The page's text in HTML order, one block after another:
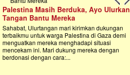
Palestina Masih Berduka, Ayo Ulurkan
Tangan Bantu Mereka
Sahabat, Ulurtangan mari kirimkan dukungan
terbaikmu untuk warga Palestina di Gaza demi
menguatkan mereka menghadapi situasi
mencekam ini. Mari dukung mereka dengan
berdonasi dengan cara:...